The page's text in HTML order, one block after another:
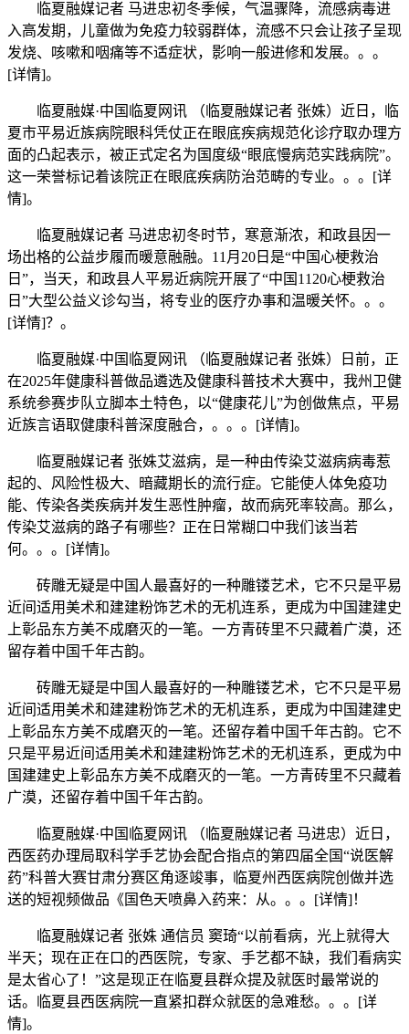
临夏融媒记者 马进忠初冬季候，气温骤降，流感病毒进
入高发期，儿童做为免疫力较弱群体，流感不只会让孩子呈现
发烧、咳嗽和咽痛等不适症状，影响一般进修和发展。。。
[详情]。
临夏融媒·中国临夏网讯 （临夏融媒记者 张姝）近日，临
夏市平易近族病院眼科凭仗正在眼底疾病规范化诊疗取办理方
面的凸起表示，被正式定名为国度级“眼底慢病范实践病院”。
这一荣誉标记着该院正在眼底疾病防治范畴的专业。。。[详
情]。
临夏融媒记者 马进忠初冬时节，寒意渐浓，和政县因一
场出格的公益步履而暖意融融。11月20日是“中国心梗救治
日”，当天，和政县人平易近病院开展了“中国1120心梗救治
日”大型公益义诊勾当，将专业的医疗办事和温暖关怀。。。
[详情]？。
临夏融媒·中国临夏网讯 （临夏融媒记者 张姝）日前，正
在2025年健康科普做品遴选及健康科普技术大赛中，我州卫健
系统参赛步队立脚本土特色，以“健康花儿”为创做焦点，平易
近族言语取健康科普深度融合，。。。[详情]。
临夏融媒记者 张姝艾滋病，是一种由传染艾滋病病毒惹
起的、风险性极大、暗藏期长的流行症。它能使人体免疫功
能、传染各类疾病并发生恶性肿瘤，故而病死率较高。那么，
传染艾滋病的路子有哪些？正在日常糊口中我们该当若
何。。。[详情]。
砖雕无疑是中国人最喜好的一种雕镂艺术，它不只是平易
近间适用美术和建建粉饰艺术的无机连系，更成为中国建建史
上彰品东方美不成磨灭的一笔。一方青砖里不只藏着广漠，还
留存着中国千年古韵。
砖雕无疑是中国人最喜好的一种雕镂艺术，它不只是平易
近间适用美术和建建粉饰艺术的无机连系，更成为中国建建史
上彰品东方美不成磨灭的一笔。还留存着中国千年古韵。它不
只是平易近间适用美术和建建粉饰艺术的无机连系，更成为中
国建建史上彰品东方美不成磨灭的一笔。一方青砖里不只藏着
广漠，还留存着中国千年古韵。
临夏融媒·中国临夏网讯 （临夏融媒记者 马进忠）近日，
西医药办理局取科学手艺协会配合指点的第四届全国“说医解
药”科普大赛甘肃分赛区角逐竣事，临夏州西医病院创做并选
送的短视频做品《国色天喷鼻入药来：从。。。[详情]！
临夏融媒记者 张姝 通信员 窦琦“以前看病，光上就得大
半天；现在正在口的西医院，专家、手艺都不缺，我们看病实
是太省心了！”这是现正在临夏县群众提及就医时最常说的
话。临夏县西医病院一直紧扣群众就医的急难愁。。。[详
情]。